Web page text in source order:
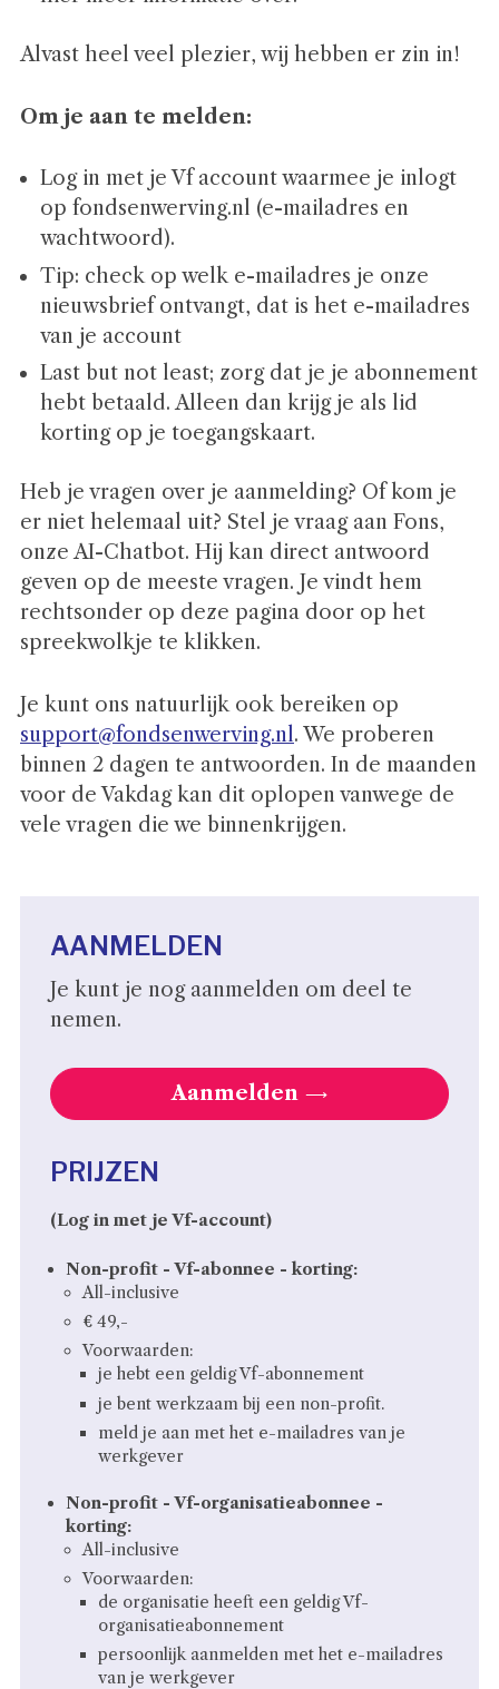
Alvast heel veel plezier, wij hebben er zin in!
Om je aan te melden:
Log in met je Vf account waarmee je inlogt
op fondsenwerving.nl (e-mailadres en
wachtwoord).
Tip: check op welk e-mailadres je onze
nieuwsbrief ontvangt, dat is het e-mailadres
van je account
Last but not least; zorg dat je je abonnement
hebt betaald. Alleen dan krijg je als lid
korting op je toegangskaart.
Heb je vragen over je aanmelding? Of kom je
er niet helemaal uit? Stel je vraag aan Fons,
onze AI-Chatbot. Hij kan direct antwoord
geven op de meeste vragen. Je vindt hem
rechtsonder op deze pagina door op het
spreekwolkje te klikken.
Je kunt ons natuurlijk ook bereiken op
support@fondsenwerving.nl. We proberen
binnen 2 dagen te antwoorden. In de maanden
voor de Vakdag kan dit oplopen vanwege de
vele vragen die we binnenkrijgen.
AANMELDEN
Je kunt je nog aanmelden om deel te
nemen.
Aanmelden
PRIJZEN
(Log in met je Vf-account)
Non-profit - Vf-abonnee - korting:
All-inclusive
€ 49,-
Voorwaarden:
je hebt een geldig Vf-abonnement
je bent werkzaam bij een non-profit.
meld je aan met het e-mailadres van je
werkgever
Non-profit - Vf-organisatieabonnee -
korting:
All-inclusive
Voorwaarden:
de organisatie heeft een geldig Vf-
organisatieabonnement
persoonlijk aanmelden met het e-mailadres
van je werkgever